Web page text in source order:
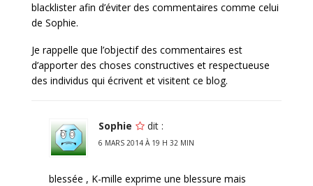
blacklister afin d’éviter des commentaires comme celui
de Sophie.
Je rappelle que l’objectif des commentaires est
d’apporter des choses constructives et respectueuse
des individus qui écrivent et visitent ce blog.
Sophie dit :
6 MARS 2014 À 19 H 32 MIN
blessée , K-mille exprime une blessure mais